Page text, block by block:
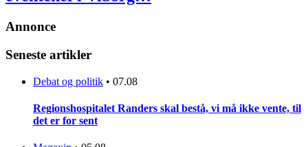
Annonce
Seneste artikler
Debat og politik • 07.08
Regionshospitalet Randers skal bestå, vi må ikke vente, til
det er for sent